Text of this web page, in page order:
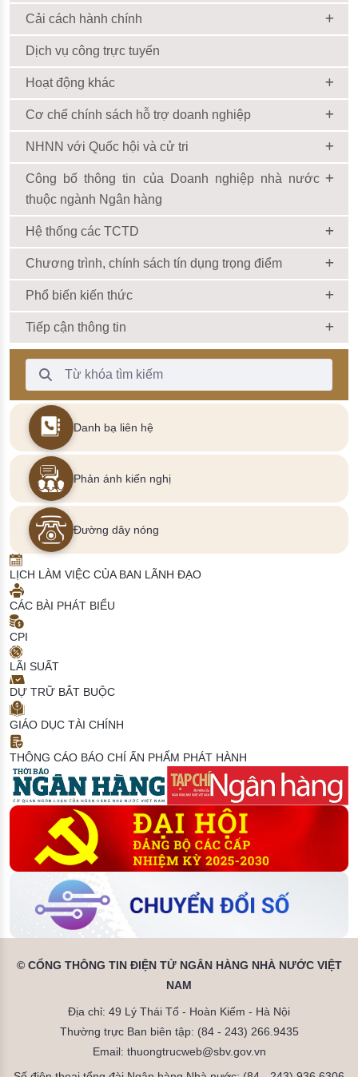
Cải cách hành chính
Dịch vụ công trực tuyến
Hoạt động khác
Cơ chế chính sách hỗ trợ doanh nghiệp
NHNN với Quốc hội và cử tri
Công bố thông tin của Doanh nghiệp nhà nước
thuộc ngành Ngân hàng
Hệ thống các TCTD
Chương trình, chính sách tín dụng trọng điểm
Phổ biến kiến thức
Tiếp cận thông tin
Thanh Tìm kiếm
Danh bạ liên hệ
Phản ánh kiến nghị
Đường dây nóng
LỊCH LÀM VIỆC CỦA BAN LÃNH ĐẠO
CÁC BÀI PHÁT BIỂU
CPI
LÃI SUẤT
DỰ TRỮ BẮT BUỘC
GIÁO DỤC TÀI CHÍNH
THÔNG CÁO BÁO CHÍ ẤN PHẨM PHÁT HÀNH
© CỔNG THÔNG TIN ĐIỆN TỬ NGÂN HÀNG NHÀ NƯỚC VIỆT
NAM
Địa chỉ: 49 Lý Thái Tổ - Hoàn Kiếm - Hà Nội
Thường trực Ban biên tập: (84 - 243) 266.9435
Email: thuongtrucweb@sbv.gov.vn